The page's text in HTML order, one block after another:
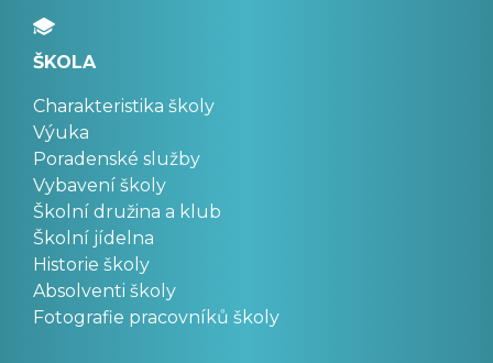
ŠKOLA
Charakteristika školy
Výuka
Poradenské služby
Vybavení školy
Školní družina a klub
Školní jídelna
Historie školy
Absolventi školy
Fotografie pracovníků školy